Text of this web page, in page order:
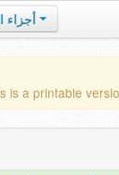
أجزاء
is a printable